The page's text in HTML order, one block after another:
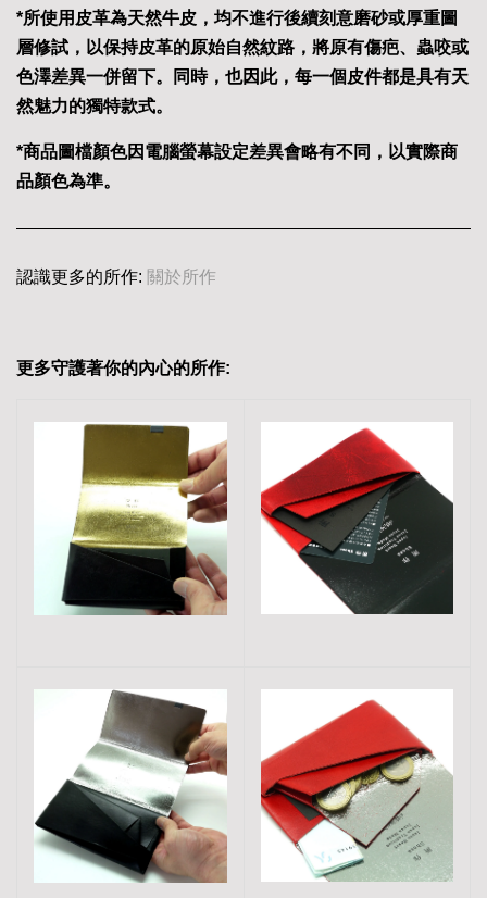
*所使用皮革為天然牛皮，均不進行後續刻意磨砂或厚重圖
層修試，以保持皮革的原始自然紋路，將原有傷疤、蟲咬或
色澤差異一併留下。同時，也因此，每一個皮件都是具有天
然魅力的獨特款式。
*商品圖檔顏色因電腦螢幕設定差異會略有不同，以實際商
品顏色為準。
認識更多的所作: 關於所作
更多守護著你的內心的所作: